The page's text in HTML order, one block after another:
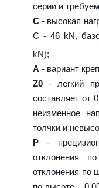
серии и
C - высокая
C - 46 kN,
kN);
A - вариант
Z0 - легкий
составляет от
неизменное
толчки и
P -
отклонения
отклонения по